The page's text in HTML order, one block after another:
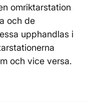
omriktarstation
och de
upphandlas i
och vice versa.